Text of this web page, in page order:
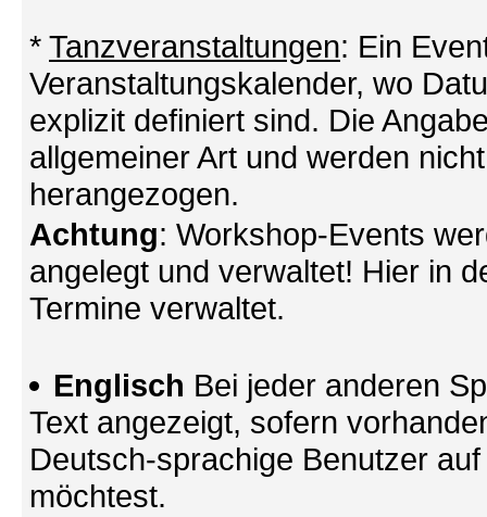
* Tanzveranstaltungen: Ein
Veranstaltungskalender, wo
explizit definiert sind. Die
allgemeiner Art und werden
herangezogen.
Achtung: Workshop-Events
angelegt und verwaltet! Hier in
Termine verwaltet.
Englisch Bei jeder anderen
Text angezeigt, sofern
Deutsch-sprachige Benutzer
möchtest.